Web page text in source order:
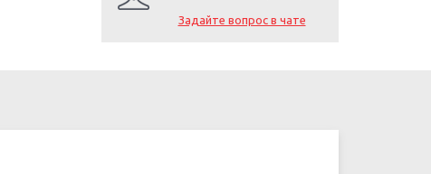
Задайте вопрос в чате